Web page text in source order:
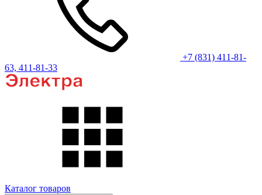
+7 (831) 411-81-
63, 411-81-33
Каталог товаров